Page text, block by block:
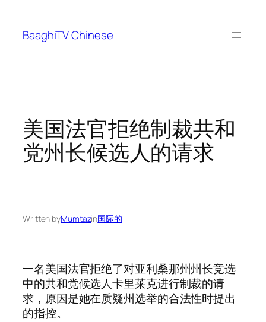
content
BaaghiTV Chinese
美国法官拒绝制裁共和
党州长候选人的请求
Written byMumtazin国际的
一名美国法官拒绝了对亚利桑那州州长竞选
中的共和党候选人卡里莱克进行制裁的请
求，原因是她在质疑州选举的合法性时提出
的指控。